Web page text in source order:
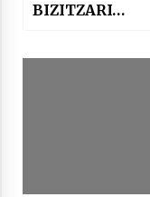
BIZITZARI…